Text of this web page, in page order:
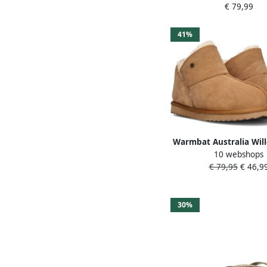
Unisex
€ 79,99
41%
Warmbat Australia
pantoffels cognac
Jongens Meisjes
10 webshops
€ 79,95€
30%